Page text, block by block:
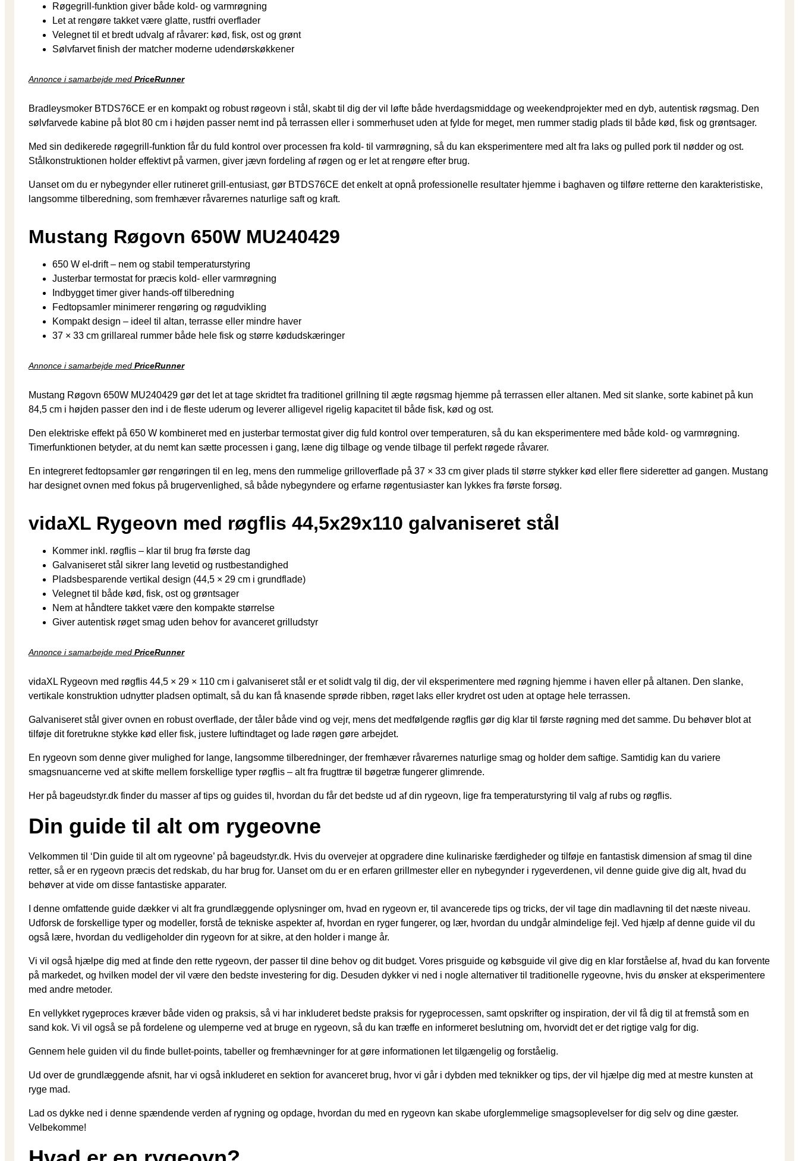
Røgegrill-funktion giver både kold- og varmrøgning
Let at rengøre takket være glatte, rustfri overflader
Velegnet til et bredt udvalg af råvarer: kød, fisk, ost og grønt
Sølvfarvet finish der matcher moderne udendørskøkkener
Annonce i samarbejde med PriceRunner
Bradleysmoker BTDS76CE er en kompakt og robust røgeovn i stål, skabt til dig der vil løfte både hverdagsmiddage og weekendprojekter med en dyb, autentisk røgsmag. Den
sølvfarvede kabine på blot 80 cm i højden passer nemt ind på terrassen eller i sommerhuset uden at fylde for meget, men rummer stadig plads til både kød, fisk og grøntsager.
Med sin dedikerede røgegrill-funktion får du fuld kontrol over processen fra kold- til varmrøgning, så du kan eksperimentere med alt fra laks og pulled pork til nødder og ost.
Stålkonstruktionen holder effektivt på varmen, giver jævn fordeling af røgen og er let at rengøre efter brug.
Uanset om du er nybegynder eller rutineret grill-entusiast, gør BTDS76CE det enkelt at opnå professionelle resultater hjemme i baghaven og tilføre retterne den karakteristiske,
langsomme tilberedning, som fremhæver råvarernes naturlige saft og kraft.
Mustang Røgovn 650W MU240429
650 W el-drift – nem og stabil temperaturstyring
Justerbar termostat for præcis kold- eller varmrøgning
Indbygget timer giver hands-off tilberedning
Fedtopsamler minimerer rengøring og røgudvikling
Kompakt design – ideel til altan, terrasse eller mindre haver
37 × 33 cm grillareal rummer både hele fisk og større kødudskæringer
Annonce i samarbejde med PriceRunner
Mustang Røgovn 650W MU240429 gør det let at tage skridtet fra traditionel grillning til ægte røgsmag hjemme på terrassen eller altanen. Med sit slanke, sorte kabinet på kun
84,5 cm i højden passer den ind i de fleste uderum og leverer alligevel rigelig kapacitet til både fisk, kød og ost.
Den elektriske effekt på 650 W kombineret med en justerbar termostat giver dig fuld kontrol over temperaturen, så du kan eksperimentere med både kold- og varmrøgning.
Timerfunktionen betyder, at du nemt kan sætte processen i gang, læne dig tilbage og vende tilbage til perfekt røgede råvarer.
En integreret fedtopsamler gør rengøringen til en leg, mens den rummelige grilloverflade på 37 × 33 cm giver plads til større stykker kød eller flere sideretter ad gangen. Mustang
har designet ovnen med fokus på brugervenlighed, så både nybegyndere og erfarne røgentusiaster kan lykkes fra første forsøg.
vidaXL Rygeovn med røgflis 44,5x29x110 galvaniseret stål
Kommer inkl. røgflis – klar til brug fra første dag
Galvaniseret stål sikrer lang levetid og rustbestandighed
Pladsbesparende vertikal design (44,5 × 29 cm i grundflade)
Velegnet til både kød, fisk, ost og grøntsager
Nem at håndtere takket være den kompakte størrelse
Giver autentisk røget smag uden behov for avanceret grilludstyr
Annonce i samarbejde med PriceRunner
vidaXL Rygeovn med røgflis 44,5 × 29 × 110 cm i galvaniseret stål er et solidt valg til dig, der vil eksperimentere med røgning hjemme i haven eller på altanen. Den slanke,
vertikale konstruktion udnytter pladsen optimalt, så du kan få knasende sprøde ribben, røget laks eller krydret ost uden at optage hele terrassen.
Galvaniseret stål giver ovnen en robust overflade, der tåler både vind og vejr, mens det medfølgende røgflis gør dig klar til første røgning med det samme. Du behøver blot at
tilføje dit foretrukne stykke kød eller fisk, justere luftindtaget og lade røgen gøre arbejdet.
En rygeovn som denne giver mulighed for lange, langsomme tilberedninger, der fremhæver råvarernes naturlige smag og holder dem saftige. Samtidig kan du variere
smagsnuancerne ved at skifte mellem forskellige typer røgflis – alt fra frugttræ til bøgetræ fungerer glimrende.
Her på bageudstyr.dk finder du masser af tips og guides til, hvordan du får det bedste ud af din rygeovn, lige fra temperaturstyring til valg af rubs og røgflis.
Din guide til alt om rygeovne
Velkommen til ‘Din guide til alt om rygeovne’ på bageudstyr.dk. Hvis du overvejer at opgradere dine kulinariske færdigheder og tilføje en fantastisk dimension af smag til dine
retter, så er en rygeovn præcis det redskab, du har brug for. Uanset om du er en erfaren grillmester eller en nybegynder i rygeverdenen, vil denne guide give dig alt, hvad du
behøver at vide om disse fantastiske apparater.
I denne omfattende guide dækker vi alt fra grundlæggende oplysninger om, hvad en rygeovn er, til avancerede tips og tricks, der vil tage din madlavning til det næste niveau.
Udforsk de forskellige typer og modeller, forstå de tekniske aspekter af, hvordan en ryger fungerer, og lær, hvordan du undgår almindelige fejl. Ved hjælp af denne guide vil du
også lære, hvordan du vedligeholder din rygeovn for at sikre, at den holder i mange år.
Vi vil også hjælpe dig med at finde den rette rygeovn, der passer til dine behov og dit budget. Vores prisguide og købsguide vil give dig en klar forståelse af, hvad du kan forvente
på markedet, og hvilken model der vil være den bedste investering for dig. Desuden dykker vi ned i nogle alternativer til traditionelle rygeovne, hvis du ønsker at eksperimentere
med andre metoder.
En vellykket rygeproces kræver både viden og praksis, så vi har inkluderet bedste praksis for rygeprocessen, samt opskrifter og inspiration, der vil få dig til at fremstå som en
sand kok. Vi vil også se på fordelene og ulemperne ved at bruge en rygeovn, så du kan træffe en informeret beslutning om, hvorvidt det er det rigtige valg for dig.
Gennem hele guiden vil du finde bullet-points, tabeller og fremhævninger for at gøre informationen let tilgængelig og forståelig.
Ud over de grundlæggende afsnit, har vi også inkluderet en sektion for avanceret brug, hvor vi går i dybden med teknikker og tips, der vil hjælpe dig med at mestre kunsten at
ryge mad.
Lad os dykke ned i denne spændende verden af rygning og opdage, hvordan du med en rygeovn kan skabe uforglemmelige smagsoplevelser for dig selv og dine gæster.
Velbekomme!